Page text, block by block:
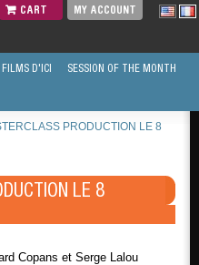
CART MY ACCOUNT
FILMS D'ICI SESSION OF THE MONTH
PRODUCTION LE 8
LE 8
Copans et Serge Lalou